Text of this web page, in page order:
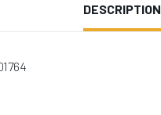
DESCRIPTION